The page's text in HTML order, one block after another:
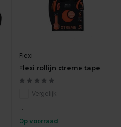
Flexi
Flexi rollijn xtreme tape
Vergelijk
...
Op voorraad